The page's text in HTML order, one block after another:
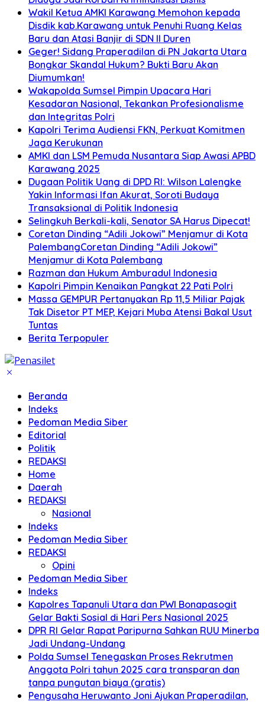
Wakil Ketua AMKI Karawang Memohon kepada
Disdik kab.Karawang untuk Penuhi Ruang Kelas
Baru dan Atasi Banjir di SDN II Duren
Geger! Sidang Praperadilan di PN Jakarta Utara
Bongkar Skandal Hukum? Bukti Baru Akan
Diumumkan!
Wakapolda Sumsel Pimpin Upacara Hari
Kesadaran Nasional, Tekankan Profesionalisme
dan Integritas Polri
Kapolri Terima Audiensi FKN, Perkuat Komitmen
Jaga Kerukunan
AMKI dan LSM Pemuda Nusantara Siap Awasi APBD
Karawang 2025
Dugaan Politik Uang di DPD RI: Wilson Lalengke
Yakin Informasi Ifan Akurat, Soroti Budaya
Transaksional di Politik Indonesia
Selingkuh Berkali-kali, Senator SA Harus Dipecat!
Coretan Dinding “Adili Jokowi” Menjamur di Kota
PalembangCoretan Dinding “Adili Jokowi”
Menjamur di Kota Palembang
Razman dan Hukum Amburadul Indonesia
Kapolri Pimpin Kenaikan Pangkat 22 Pati Polri
Massa GEMPUR Pertanyakan Rp 11,5 Miliar Pajak
Tak Disetor PT MEP, Kejari Muba Atensi Bakal Usut
Tuntas
Berita Terpopuler
Beranda
Indeks
Pedoman Media Siber
Editorial
Politik
REDAKSI
Home
Daerah
REDAKSI
Nasional
Indeks
Pedoman Media Siber
REDAKSI
Opini
Pedoman Media Siber
Indeks
Kapolres Tapanuli Utara dan PWI Bonapasogit
Gelar Bakti Sosial di Hari Pers Nasional 2025
DPR RI Gelar Rapat Paripurna Sahkan RUU Minerba
Jadi Undang-Undang
Polda Sumsel Tenegaskan Proses Rekrutmen
Anggota Polri tahun 2025 cara transparan dan
tanpa pungutan biaya (gratis)
Pengusaha Heruwanto Joni Ajukan Praperadilan,